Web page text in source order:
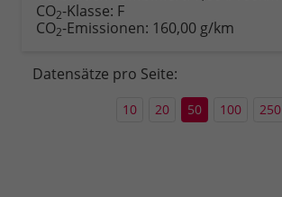
CO2-Klasse: F
CO2-Emissionen: 160,00 g/km
Datensätze pro Seite:
10 20 50 100 250